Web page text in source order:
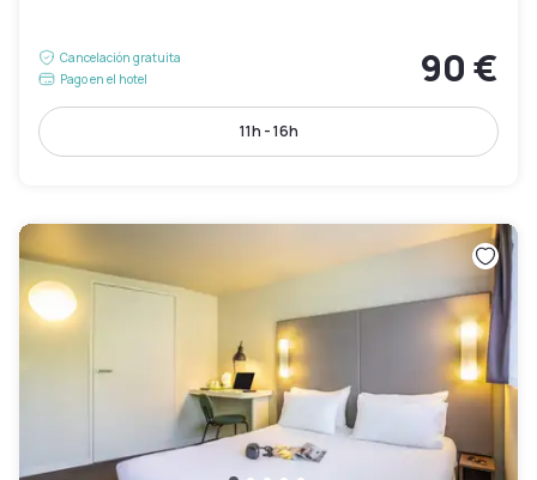
Cancelación gratuita
Pago en el hotel
90 €
11h - 16h